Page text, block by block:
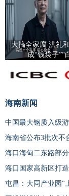
大搞全家腐 洪礼
成“钱袋子”“
海南新闻
中国最大钢质入级
海南省公布3批次不
海口海甸二东路部
海口国家高新区打
屯昌：大同产业园“